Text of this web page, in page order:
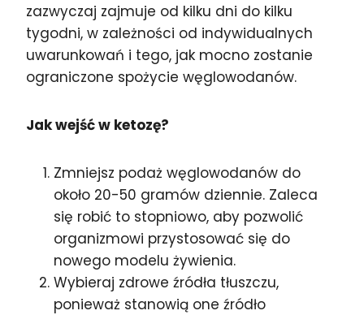
zazwyczaj zajmuje od kilku dni do kilku
tygodni, w zależności od indywidualnych
uwarunkowań i tego, jak mocno zostanie
ograniczone spożycie węglowodanów.
Jak wejść w ketozę?
Zmniejsz podaż węglowodanów do
około 20-50 gramów dziennie. Zaleca
się robić to stopniowo, aby pozwolić
organizmowi przystosować się do
nowego modelu żywienia.
Wybieraj zdrowe źródła tłuszczu,
ponieważ stanowią one źródło